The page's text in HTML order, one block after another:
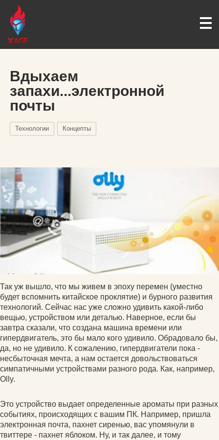
Вдыхаем
запахи...электронной
почты
Технологии Концепты
Так уж вышло, что мы живем в эпоху перемен (уместно
будет вспомнить китайское проклятие) и бурного развития
технологий. Сейчас нас уже сложно удивить какой-либо
вещью, устройством или деталью. Наверное, если бы
завтра сказали, что создана машина времени или
гипердвигатель, это бы мало кого удивило. Обрадовало бы,
да, но не удивило. К сожалению, гипердвигатели пока -
несбыточная мечта, а нам остается довольствоваться
симпатичными устройствами разного рода. Как, например,
Olly.
Это устройство выдает определенные ароматы при разных
событиях, происходящих с вашим ПК. Например, пришла
электронная почта, пахнет сиренью, вас упомянули в
твиттере - пахнет яблоком. Ну, и так далее, и тому